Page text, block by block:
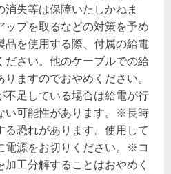
失等は保障いたしかねま
ップを取るなどの対策を予め
を使用する際、付属の給電
ださい。他のケーブルでの給
ますのでおやめください。
足している場合は給電が行
い可能性があります。※長時
る恐れがあります。使用して
電源をお切りください。※コ
工分解することはおやめく